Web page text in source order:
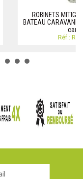
ROBINETS
BATEAU
Réf.: